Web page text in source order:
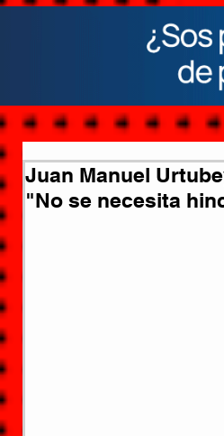
Juan Manuel
"No se necesita